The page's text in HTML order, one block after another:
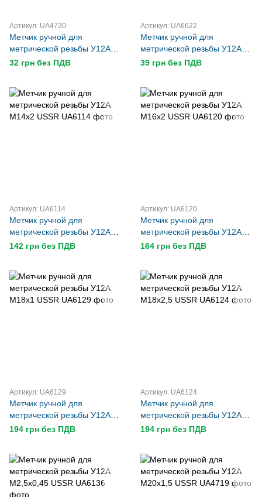
Артикул: UA4730
Метчик ручной для
метрической резьбы У12А
М5х0,5 USSR
32 грн без ПДВ
Артикул: UA6622
Метчик ручной для
метрической резьбы У12А
М5х0,8 USSR
39 грн без ПДВ
Артикул: UA6114
Метчик ручной для
метрической резьбы У12А
М14х2 USSR
142 грн без ПДВ
Артикул: UA6120
Метчик ручной для
метрической резьбы У12А
М16х2 USSR
164 грн без ПДВ
Артикул: UA6129
Метчик ручной для
метрической резьбы У12А
М18х1 USSR
194 грн без ПДВ
Артикул: UA6124
Метчик ручной для
метрической резьбы У12А
М18х2,5 USSR
194 грн без ПДВ